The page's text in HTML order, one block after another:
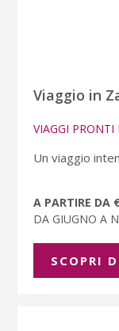
Viaggio in
VIAGGI PRONTI
Un viaggio
A PARTIRE DA
DA GIUGNO A
SCOPRI